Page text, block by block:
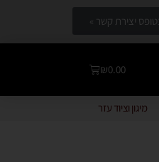
יצירת קשר »
₪0.00
מיגון וציוד עזר